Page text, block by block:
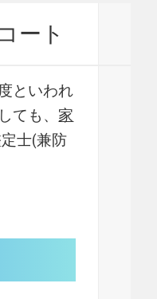
ート
といわれ
ても、 家
士(兼防